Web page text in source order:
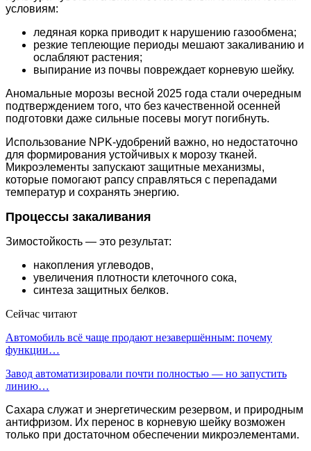
условиям:
ледяная корка приводит к нарушению газообмена;
резкие теплеющие периоды мешают закаливанию и
ослабляют растения;
выпирание из почвы повреждает корневую шейку.
Аномальные морозы весной 2025 года стали очередным
подтверждением того, что без качественной осенней
подготовки даже сильные посевы могут погибнуть.
Использование NPK-удобрений важно, но недостаточно
для формирования устойчивых к морозу тканей.
Микроэлементы запускают защитные механизмы,
которые помогают рапсу справляться с перепадами
температур и сохранять энергию.
Процессы закаливания
Зимостойкость — это результат:
накопления углеводов,
увеличения плотности клеточного сока,
синтеза защитных белков.
Сейчас читают
Автомобиль всё чаще продают незавершённым: почему
функции…
Завод автоматизировали почти полностью — но запустить
линию…
Сахара служат и энергетическим резервом, и природным
антифризом. Их перенос в корневую шейку возможен
только при достаточном обеспечении микроэлементами.